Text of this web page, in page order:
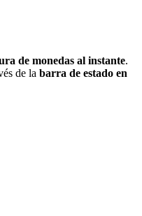
de monedas al instante.
de la barra de estado en